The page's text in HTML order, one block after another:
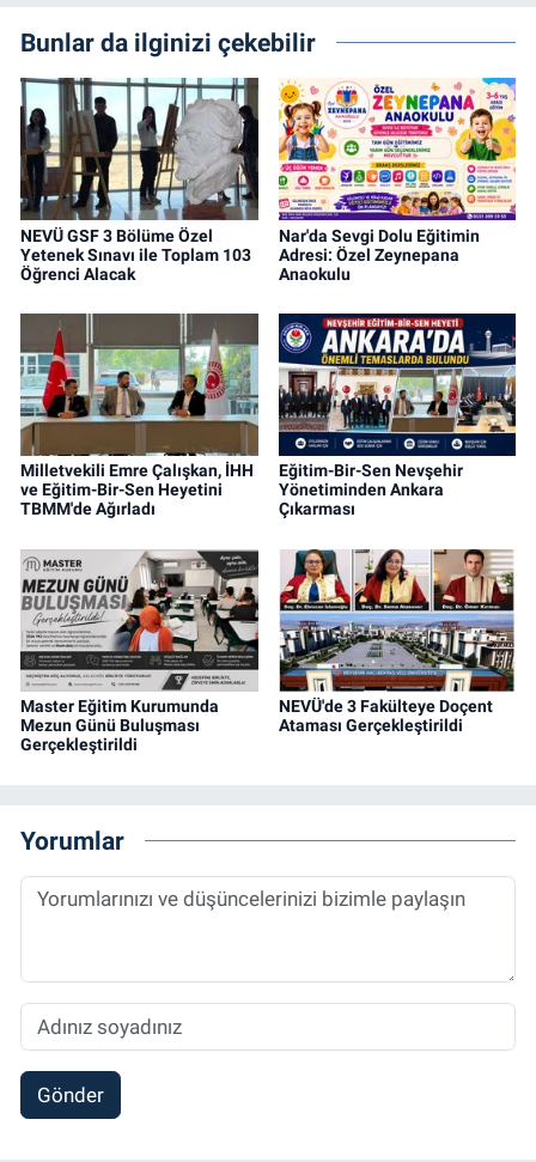
Bunlar da ilginizi çekebilir
NEVÜ GSF 3 Bölüme Özel
Yetenek Sınavı ile Toplam 103
Öğrenci Alacak
Nar'da Sevgi Dolu Eğitimin
Adresi: Özel Zeynepana
Anaokulu
Milletvekili Emre Çalışkan, İHH
ve Eğitim-Bir-Sen Heyetini
TBMM'de Ağırladı
Eğitim-Bir-Sen Nevşehir
Yönetiminden Ankara
Çıkarması
Master Eğitim Kurumunda
Mezun Günü Buluşması
Gerçekleştirildi
NEVÜ'de 3 Fakülteye Doçent
Ataması Gerçekleştirildi
Yorumlar
Gönder